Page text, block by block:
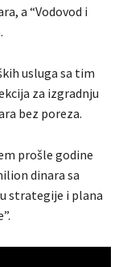
a “Vodovod i
usluga sa tim
za izgradnju
bez poreza.
prošle godine
dinara sa
strategije i plana